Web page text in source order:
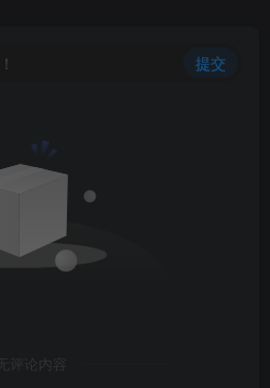
提交
评论内容